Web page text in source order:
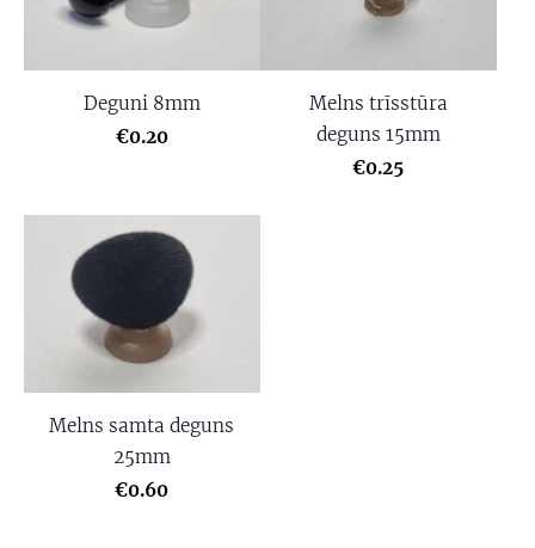
Deguni 8mm
€0.20
Melns trīsstūra
deguns 15mm
€0.25
Melns samta deguns
25mm
€0.60